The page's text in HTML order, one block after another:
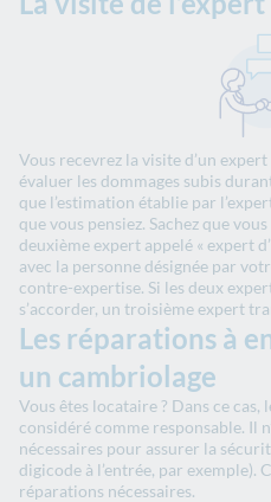
Vous recevrez la visite d’un
évaluer les dommages subis
que l’estimation établie par
que vous pensiez. Sachez que
deuxième expert appelé « expert
avec la personne désignée par
contre-expertise. Si les deux
s’accorder, un troisième expert
Les réparations à
un cambriolage
Vous êtes locataire ? Dans ce
considéré comme responsable. Il
nécessaires pour assurer la
digicode à l’entrée, par exemple).
réparations nécessaires.